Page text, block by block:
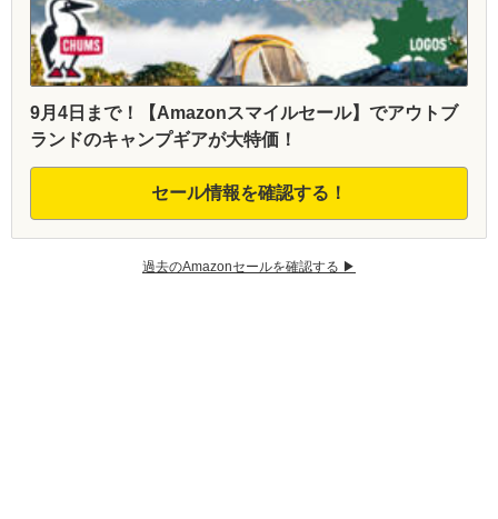
9月4日まで！【Amazonスマイルセール】でアウトブ
ランドのキャンプギアが大特価！
セール情報を確認する！
過去のAmazonセールを確認する ▶︎